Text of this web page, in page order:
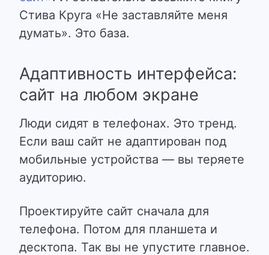
Стива Круга «Не заставляйте меня
думать». Это база.
Адаптивность интерфейса:
сайт на любом экране
Люди сидят в телефонах. Это тренд.
Если ваш сайт не адаптирован под
мобильные устройства — вы теряете
аудиторию.
Проектируйте сайт сначала для
телефона. Потом для планшета и
десктопа. Так вы не упустите главное.